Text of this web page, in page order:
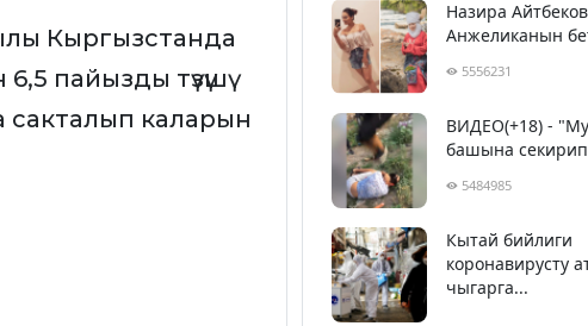
Кыргызстанда
пайызды түзүшү
сакталып каларын
Назира
Анжеликанын
5556231
ВИДЕО(+18) -
башына
5484985
Кытай бийлиги
коронавирусту
чыгарга...